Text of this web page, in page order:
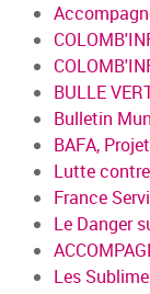
BULLE
Bulletin
BAFA,
Lutte
France
Le Danger
Les